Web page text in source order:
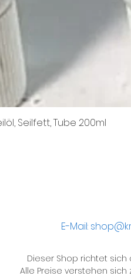
Seilfett, Tube 200ml
E-Mail:
Dieser Shop richtet
Alle Preise verstehen sich